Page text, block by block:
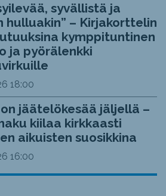
syvällistä ja
hulluakin” – Kirjakorttelin
kymppituntinen
ja pyörälenkki
18:00
jäätelökesää jäljellä –
kiilaa kirkkaasti
aikuisten suosikkina
16:00